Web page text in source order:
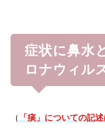
症状に鼻水
ロナウィル
（ 「痰」についての記